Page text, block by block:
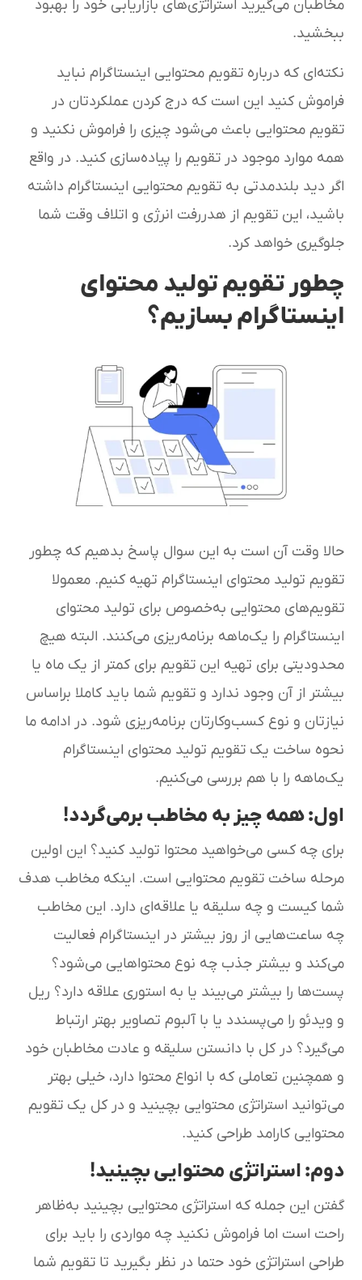
مخاطبان می‌گیرید استراتژی‌های بازاریابی خود را بهبود
ببخشید.
نکته‌ای که درباره تقویم محتوایی اینستاگرام نباید
فراموش کنید این است که درج کردن عملکردتان در
تقویم محتوایی باعث می‌شود چیزی را فراموش نکنید و
همه موارد موجود در تقویم را پیاده‌سازی کنید. در واقع
اگر دید بلندمدتی به تقویم محتوایی اینستاگرام داشته
باشید، این تقویم از هدررفت انرژی و اتلاف وقت شما
جلوگیری خواهد کرد.
چطور تقویم تولید محتوای
اینستاگرام بسازیم؟
حالا وقت آن است به این سوال پاسخ بدهیم که چطور
تقویم تولید محتوای اینستاگرام تهیه کنیم. معمولا
تقویم‌های محتوایی به‌خصوص برای تولید محتوای
اینستاگرام را یک‌ماهه برنامه‌ریزی می‌کنند. البته هیچ
محدودیتی برای تهیه این تقویم برای کمتر از یک ماه یا
بیشتر از آن وجود ندارد و تقویم شما باید کاملا براساس
نیازتان و نوع کسب‌وکارتان برنامه‌ریزی شود. در ادامه ما
نحوه ساخت یک تقویم تولید محتوای اینستاگرام
یک‌ماهه را با هم بررسی می‌کنیم.
اول: همه چیز به مخاطب برمی‌گردد!
برای چه کسی می‌خواهید محتوا تولید کنید؟ این اولین
مرحله ساخت تقویم محتوایی است. اینکه مخاطب هدف
شما کیست و چه سلیقه یا علاقه‌ای دارد. این مخاطب
چه ساعت‌هایی از روز بیشتر در اینستاگرام فعالیت
می‌کند و بیشتر جذب چه نوع محتواهایی می‌شود؟
پست‌ها را بیشتر می‌بیند یا به استوری علاقه دارد؟ ریل
و ویدئو را می‌پسندد یا با آلبوم تصاویر بهتر ارتباط
می‌گیرد؟ در کل با دانستن سلیقه و عادت مخاطبان خود
و همچنین تعاملی که با انواع محتوا دارد، خیلی بهتر
می‌توانید استراتژی محتوایی بچینید و در کل یک تقویم
محتوایی کارامد طراحی کنید.
دوم: استراتژی محتوایی بچینید!
گفتن این جمله که استراتژی محتوایی بچینید به‌ظاهر
راحت است اما فراموش نکنید چه مواردی را باید برای
طراحی استراتژی خود حتما در نظر بگیرید تا تقویم شما